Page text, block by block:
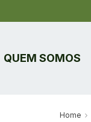
QUEM SOMOS
Home